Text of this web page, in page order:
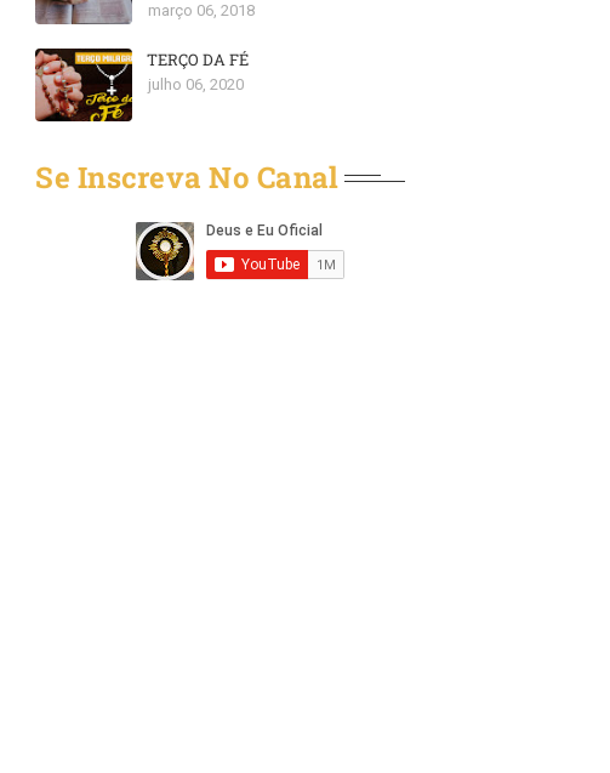
março 06, 2018
TERÇO DA FÉ
julho 06, 2020
Se Inscreva No Canal